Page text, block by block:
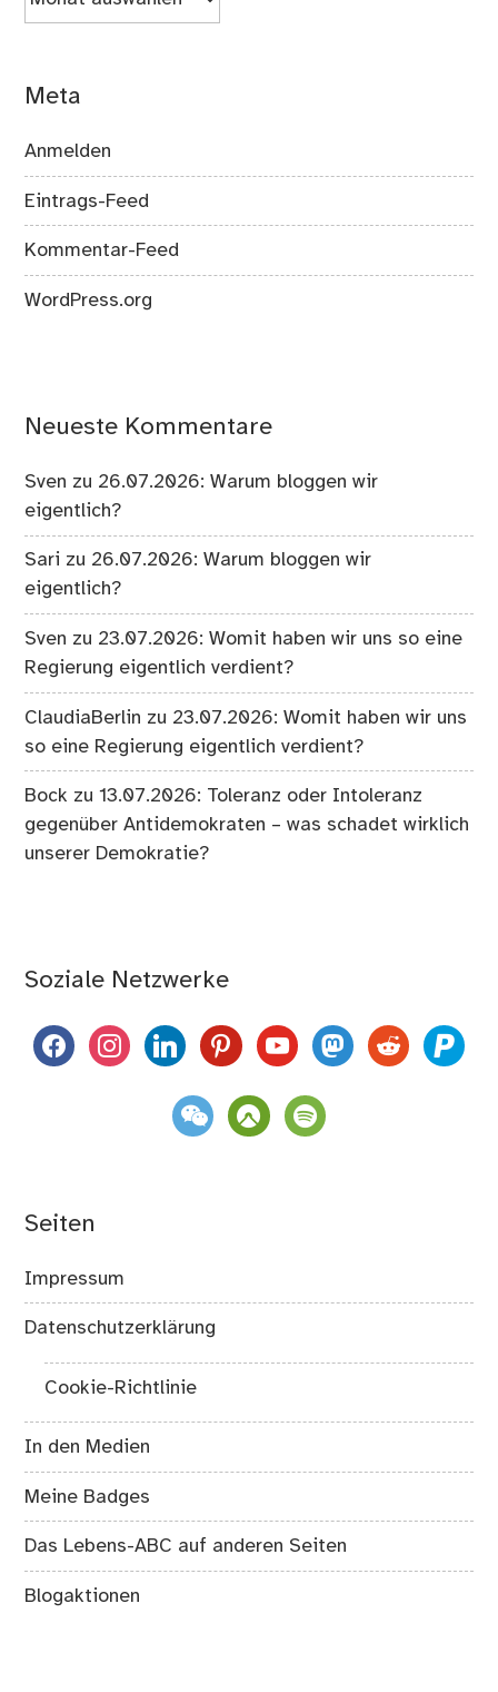
Meta
Anmelden
Eintrags-Feed
Kommentar-Feed
WordPress.org
Neueste Kommentare
Sven zu 26.07.2026: Warum bloggen wir
eigentlich?
Sari zu 26.07.2026: Warum bloggen wir
eigentlich?
Sven zu 23.07.2026: Womit haben wir uns so eine
Regierung eigentlich verdient?
ClaudiaBerlin zu 23.07.2026: Womit haben wir uns
so eine Regierung eigentlich verdient?
Bock zu13.07.2026: Toleranz oder Intoleranz
gegenüber Antidemokraten – was schadet wirklich
unserer Demokratie?
Soziale Netzwerke
facebookinstagramlinkedinpinterestyoutubemastodon
reddit paypal
weixin komootspotify
Seiten
Impressum
Datenschutzerklärung
Cookie-Richtlinie
In den Medien
Meine Badges
Das Lebens-ABC auf anderen Seiten
Blogaktionen